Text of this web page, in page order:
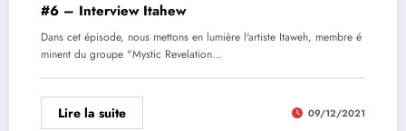
#6 – Interview Itahew
Dans cet épisode, nous mettons en lumière l'artiste Itaweh, membre é
minent du groupe "Mystic Revelation…
Lire la suite 09/12/2021